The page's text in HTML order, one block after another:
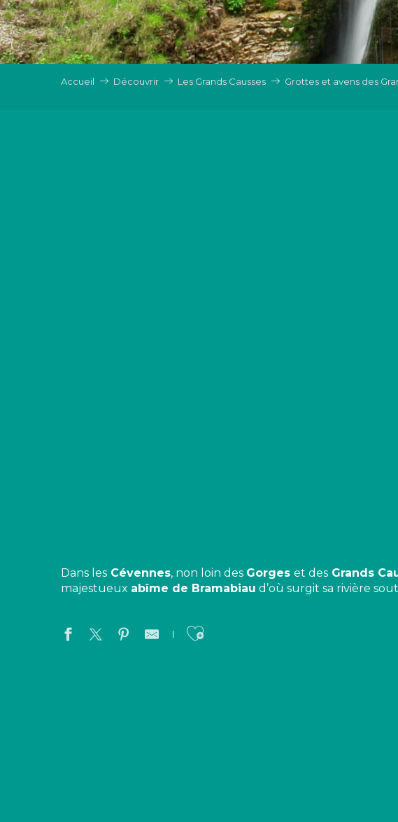
Accueil Découvrir Les Grands Causses Grottes et avens des
Dans les Cévennes, non loin des Gorges et des Grands
majestueux abîme de Bramabiau d’où surgit sa rivière
Ajouter aux favoris